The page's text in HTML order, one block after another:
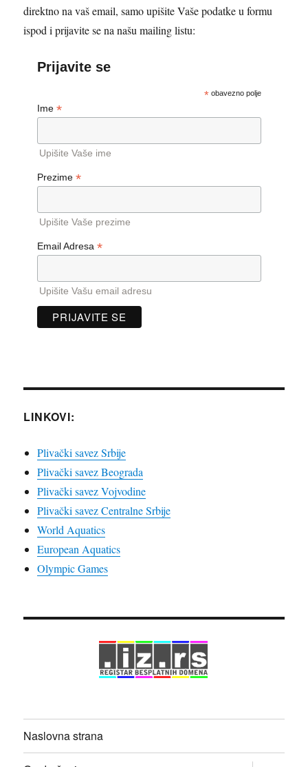
direktno na vaš email, samo upišite Vaše podatke u formu
ispod i prijavite se na našu mailing listu:
Prijavite se
*obavezno polje
Ime*
Upišite Vaše ime
Prezime*
Upišite Vaše prezime
Email Adresa*
Upišite Vašu email adresu
LINKOVI:
Plivački savez Srbije
Plivački savez Beograda
Plivački savez Vojvodine
Plivački savez Centralne Srbije
World Aquatics
European Aquatics
Olympic Games
Naslovna strana